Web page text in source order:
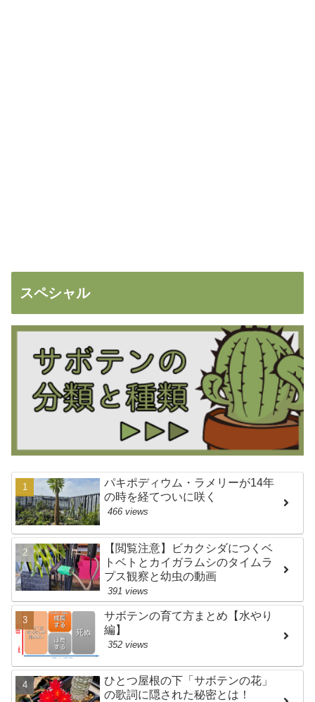
スペシャル
パキポディウム・ラメリーが14年
の時を経てついに咲く
466 views
【閲覧注意】ビカクシダにつくベ
トベトとカイガラムシのタイムラ
プス観察と幼虫の動画
391 views
サボテンの育て方まとめ【水やり
編】
352 views
ひとつ屋根の下「サボテンの花」
の歌詞に隠された秘密とは！